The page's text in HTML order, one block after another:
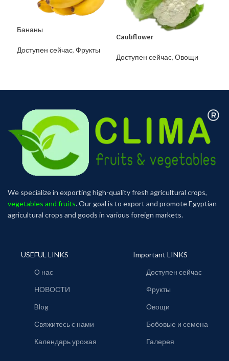
Бананы
Доступен сейчас, Фрукты
Cauliflower
Доступен сейчас, Овощи
We specialize in exporting high-quality fresh agricultural crops,
vegetables and fruits. Our goal is to export and promote Egyptian
agricultural crops and goods in various foreign markets.
USEFUL LINKS
О нас
НОВОСТИ
Blog
Свяжитесь с нами
Календарь урожая
Important LINKS
Доступен сейчас
Фрукты
Овощи
Бобовые и семена
Галерея